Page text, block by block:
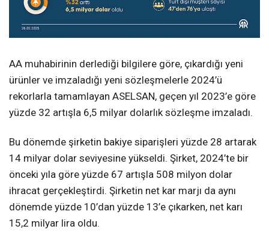
AA muhabirinin derlediği bilgilere göre, çıkardığı yeni
ürünler ve imzaladığı yeni sözleşmelerle 2024’ü
rekorlarla tamamlayan ASELSAN, geçen yıl 2023’e göre
yüzde 32 artışla 6,5 milyar dolarlık sözleşme imzaladı.
Bu dönemde şirketin bakiye siparişleri yüzde 28 artarak
14 milyar dolar seviyesine yükseldi. Şirket, 2024’te bir
önceki yıla göre yüzde 67 artışla 508 milyon dolar
ihracat gerçekleştirdi. Şirketin net kar marjı da aynı
dönemde yüzde 10’dan yüzde 13’e çıkarken, net karı
15,2 milyar lira oldu.